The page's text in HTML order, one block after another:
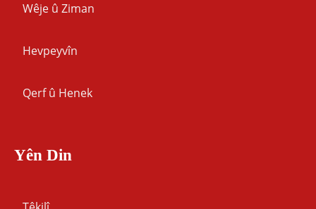
Wêje û Ziman
Hevpeyvîn
Qerf û Henek
Yên Din